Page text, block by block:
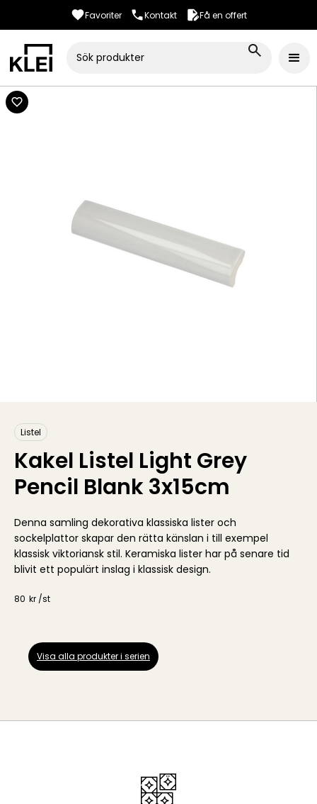
Favoriter Kontakt Få en offert
Listel
Kakel Listel Light Grey
Pencil Blank 3x15cm
Denna samling dekorativa klassiska lister och
sockelplattor skapar den rätta känslan i till exempel
klassisk viktoriansk stil. Keramiska lister har på senare tid
blivit ett populärt inslag i klassisk design.
80 kr /st
Visa alla produkter i serien